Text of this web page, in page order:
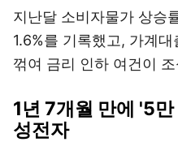
지난달 소비자물가 상승
1.6%를 기록했고, 가계
꺾여 금리 인하 여건이
1년 7개월 만에 '5
성전자